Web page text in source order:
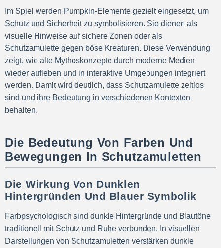
Im Spiel werden Pumpkin-Elemente gezielt eingesetzt, um
Schutz und Sicherheit zu symbolisieren. Sie dienen als
visuelle Hinweise auf sichere Zonen oder als
Schutzamulette gegen böse Kreaturen. Diese Verwendung
zeigt, wie alte Mythoskonzepte durch moderne Medien
wieder aufleben und in interaktive Umgebungen integriert
werden. Damit wird deutlich, dass Schutzamulette zeitlos
sind und ihre Bedeutung in verschiedenen Kontexten
behalten.
Die Bedeutung Von Farben Und
Bewegungen In Schutzamuletten
Die Wirkung Von Dunklen
Hintergründen Und Blauer Symbolik
Farbpsychologisch sind dunkle Hintergründe und Blautöne
traditionell mit Schutz und Ruhe verbunden. In visuellen
Darstellungen von Schutzamuletten verstärken dunkle